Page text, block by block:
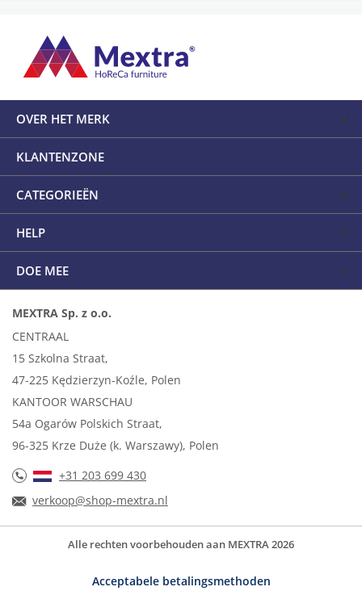
OVER HET MERK
KLANTENZONE
CATEGORIEËN
HELP
DOE MEE
MEXTRA Sp. z o.o.
CENTRAAL
15 Szkolna Straat,
47-225 Kędzierzyn-Koźle, Polen
KANTOOR WARSCHAU
54a Ogarów Polskich Straat,
96-325 Krze Duże (k. Warszawy), Polen
+31 203 699 430
verkoop@shop-mextra.nl
Alle rechten voorbehouden aan MEXTRA 2026
Acceptabele betalingsmethoden